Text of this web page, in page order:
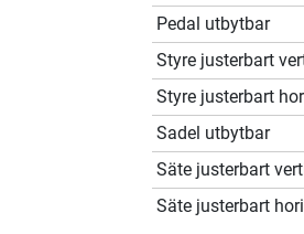
Pedal utbytbar
Styre justerbart
Styre justerbart
Sadel utbytbar
Säte justerbart
Säte justerbart